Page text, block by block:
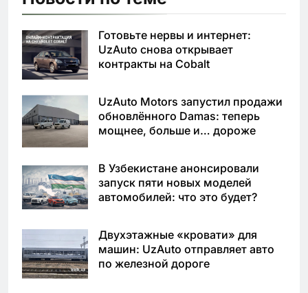
Готовьте нервы и интернет:
UzAuto снова открывает
контракты на Cobalt
UzAuto Motors запустил продажи
обновлённого Damas: теперь
мощнее, больше и… дороже
В Узбекистане анонсировали
запуск пяти новых моделей
автомобилей: что это будет?
Двухэтажные «кровати» для
машин: UzAuto отправляет авто
по железной дороге